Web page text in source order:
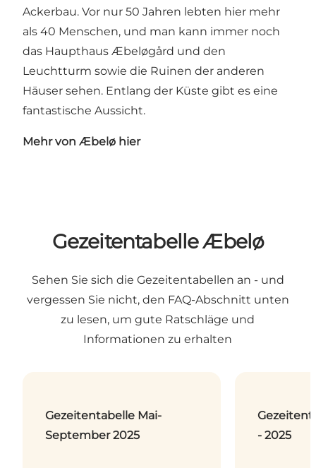
Ackerbau. Vor nur 50 Jahren lebten hier mehr
als 40 Menschen, und man kann immer noch
das Haupthaus Æbeløgård und den
Leuchtturm sowie die Ruinen der anderen
Häuser sehen. Entlang der Küste gibt es eine
fantastische Aussicht.
Mehr von Æbelø hier
Gezeitentabelle Æbelø
Sehen Sie sich die Gezeitentabellen an - und
vergessen Sie nicht, den FAQ-Abschnitt unten
zu lesen, um gute Ratschläge und
Informationen zu erhalten
Gezeitentabelle Mai-
September 2025
- 2025